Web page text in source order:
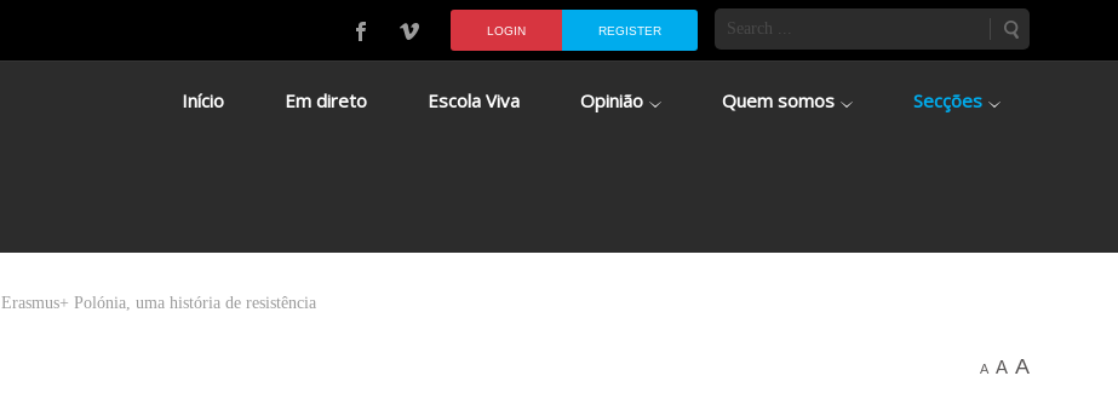
LOGIN REGISTER
Início Em direto Escola Viva Opinião Quem somos Secções
Erasmus+ Polónia, uma história de resistência
A A A